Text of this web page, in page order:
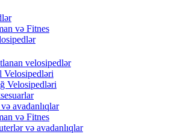
və Fitnes
velosipedlər
Velosipedləri
Velosipedləri
avadanlıqlar
və Fitnes
və avadanlıqlar